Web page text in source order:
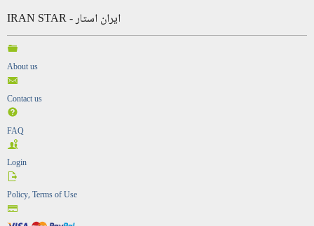
IRAN STAR - ایران استار
About us
Contact us
FAQ
Login
Policy, Terms of Use